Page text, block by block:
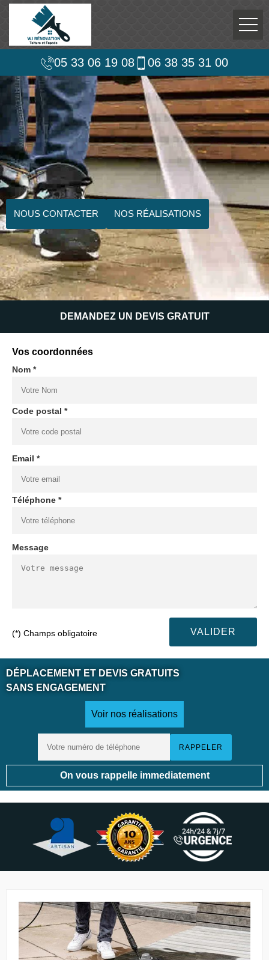
05 33 06 19 08 06 38 35 31 00
NOUS CONTACTER NOS RÉALISATIONS
DEMANDEZ UN DEVIS GRATUIT
Vos coordonnées
Nom *
Code postal *
Email *
Téléphone *
Message
(*) Champs obligatoire
DÉPLACEMENT ET DEVIS GRATUITS
SANS ENGAGEMENT
Voir nos réalisations
On vous rappelle immediatement